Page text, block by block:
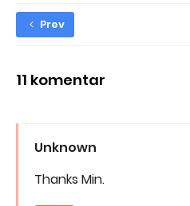
Prev
11 komentar
Unknown
Thanks Min.